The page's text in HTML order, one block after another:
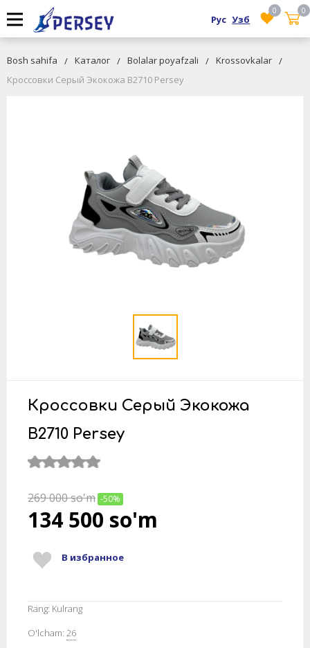
0
0
Рус Узб
Bosh sahifa Каталог Bolalar poyafzali
Krossovkalar
Кроссовки Серый Экокожа B2710 Persey
Кроссовки Серый Экокожа
B2710 Persey
269 000so'm -50%
134 500 so'm
В избранное
Rang: Kulrang
O'lcham: 26